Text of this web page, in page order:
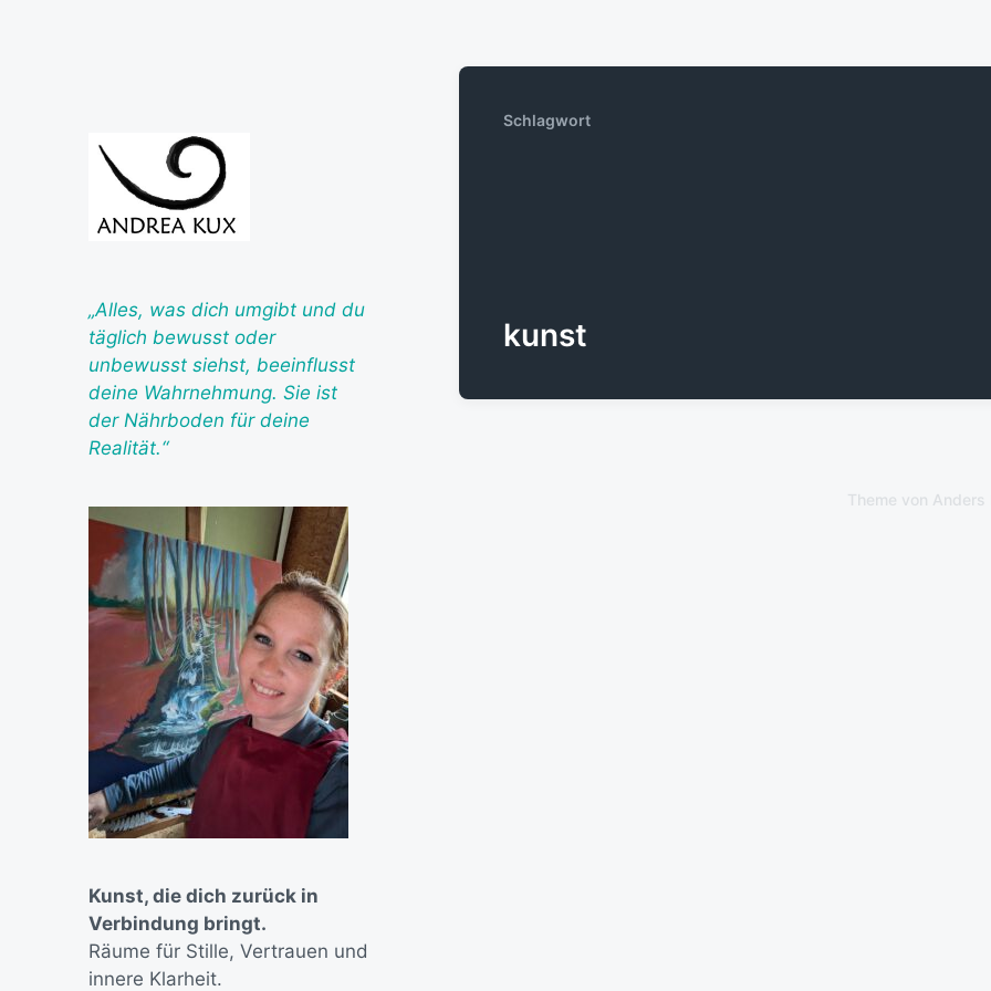
„Alles, was dich umgibt und du
täglich bewusst oder
unbewusst siehst, beeinflusst
deine Wahrnehmung. Sie ist
der Nährboden für deine
Realität.“
Kunst, die dich zurück in
Verbindung bringt.
Räume für Stille, Vertrauen und
innere Klarheit.
Schlagwort
kunst
Theme von Anders